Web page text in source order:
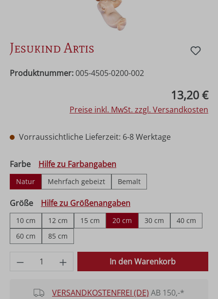
Jesukind Artis
Produktnummer: 005-4505-0200-002
13,20 €
Preise inkl. MwSt. zzgl. Versandkosten
Vorraussichtliche Lieferzeit: 6-8 Werktage
Farbeauswählen
Hilfe zu Farbangaben
Natur Mehrfach gebeizt Bemalt
Größeauswählen
Hilfe zu Größenangaben
10 cm 12 cm 15 cm 20 cm 30 cm
40 cm
60 cm
85 cm
Produkt Anzahl: Gib den gewünschten
In den Warenkorb
VERSANDKOSTENFREI (DE) AB 150,-*